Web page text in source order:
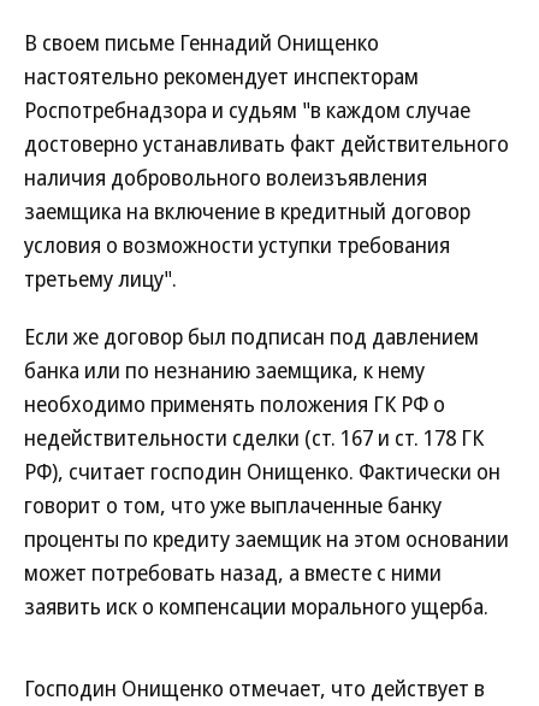
В своем письме Геннадий Онищенко
настоятельно рекомендует инспекторам
Роспотребнадзора и судьям "в каждом случае
достоверно устанавливать факт действительного
наличия добровольного волеизъявления
заемщика на включение в кредитный договор
условия о возможности уступки требования
третьему лицу".
Если же договор был подписан под давлением
банка или по незнанию заемщика, к нему
необходимо применять положения ГК РФ о
недействительности сделки (ст. 167 и ст. 178 ГК
РФ), считает господин Онищенко. Фактически он
говорит о том, что уже выплаченные банку
проценты по кредиту заемщик на этом основании
может потребовать назад, а вместе с ними
заявить иск о компенсации морального ущерба.
Господин Онищенко отмечает, что действует в